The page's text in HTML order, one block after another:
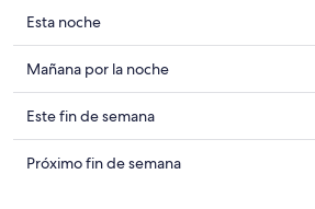
Ver
precios
de
propiedades
en
Ginebra
para
Esta noche
Ver
precios
de
propiedades
en
Mañana por la noche
Ver
precios
de
Este fin de semana
Ver
Próximo fin de semana